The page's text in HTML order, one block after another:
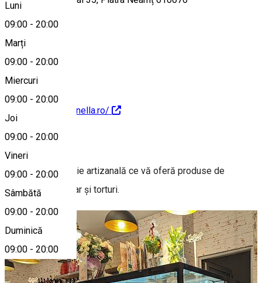
Luni
09:00 - 20:00
Marți
09:00 - 20:00
Miercuri
09:00 - 20:00
Joi
09:00 - 20:00
Vineri
09:00 - 20:00
Sâmbătă
09:00 - 20:00
Duminică
09:00 - 20:00
Hartă
https://www.dulcinella.ro/
Despre
Atelier de cofetărie artizanală ce vă oferă produse de
patiserie, candybar și torturi.